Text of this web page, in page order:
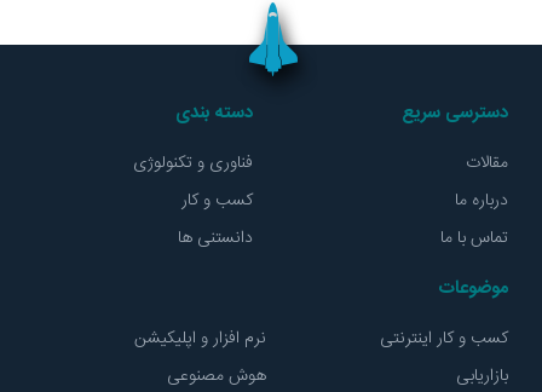
دسترسی سریع
مقالات
درباره ما
تماس با ما
دسته بندی
فناوری و تکنولوژی
کسب و کار
دانستنی ها
موضوعات
کسب و کار اینترنتی
بازاریابی
نرم افزار و اپلیکیشن
هوش مصنوعی